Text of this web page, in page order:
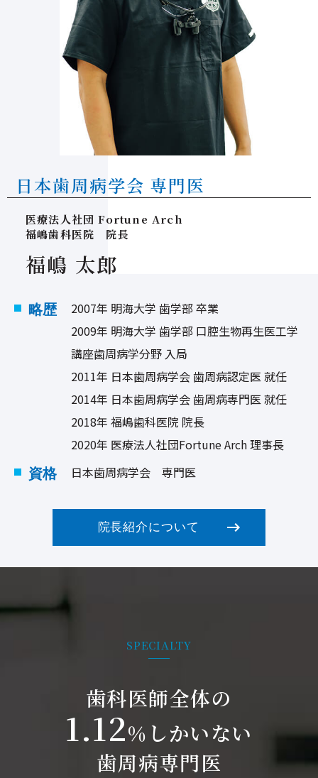
10/10は休診日です
2022/10/04 エムドゲインとバイオオスを使った歯周組織の再
生治療
2022/09/19 歯周病とインプラント治療の講演会を行いました
2022/09/12 歯周病学会でポスター発表を行ってきました
ホームページをリニューアルしました。
口腔がん検診を受けられる方へ【検診前の注意事
項】
キャンセルポリシー
2020/04/07緊急事態宣言発令を受けて当院からのお願い
2020/04/07緊急事態宣言を受けての対応について
2020/03/05歯周病は家族や恋人にうつるかどうか
2020/01/27
ACLSコースを受講してきました！
2019/10/11
10月12日(土)臨時休診のお知らせ
2019/03/17 歯周病学会認定医衛生士を育成しています
2019/02/21 舌癌などの口腔ガンと歯周病の関連性
2019/01/28 歯周病と噛み合わせ（咬合）の関係
重度歯周病にはFMD治療がおすすめ！
明けましておめでとうございます！
歯周病学会に参加してきました！
2018/08/28 歯周病はメタボリックドミノのはじまり
福嶋歯科×プロレスの動画が公開中です！
2018/07/28 歯周病とエプーリス
2018/07/28 お盆も通常通り診療致します。
2018/03/24
アメリカ歯周病学会に参加しました！
２月より『日曜日』も診療を行います！
アメリカの歯科医院を見学してきました！
2018年は4日午後より診療いたします
日本歯周病学会 専門医
医療法人社団 Fortune Arch
福嶋歯科医院 院長
福嶋 太郎
略歴
2007年 明海大学 歯学部 卒業
2009年 明海大学 歯学部 口腔生物再生医工学
講座歯周病学分野 入局
2011年 日本歯周病学会 歯周病認定医 就任
2014年 日本歯周病学会 歯周病専門医 就任
2018年 福嶋歯科医院 院長
2020年 医療法人社団Fortune Arch 理事長
資格 日本歯周病学会 専門医
院長紹介について
SPECIALTY
歯科医師全体の
1.12％しかいない
歯周病専門医